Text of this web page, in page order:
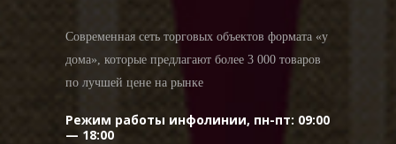
Современная сеть торговых объектов формата «у
дома», которые предлагают более 3 000 товаров
по лучшей цене на рынке
Режим работы инфолинии, пн-пт: 09:00
— 18:00